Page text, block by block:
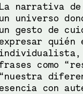
La narrativa
un universo
un gesto de
como
“nuestra
con